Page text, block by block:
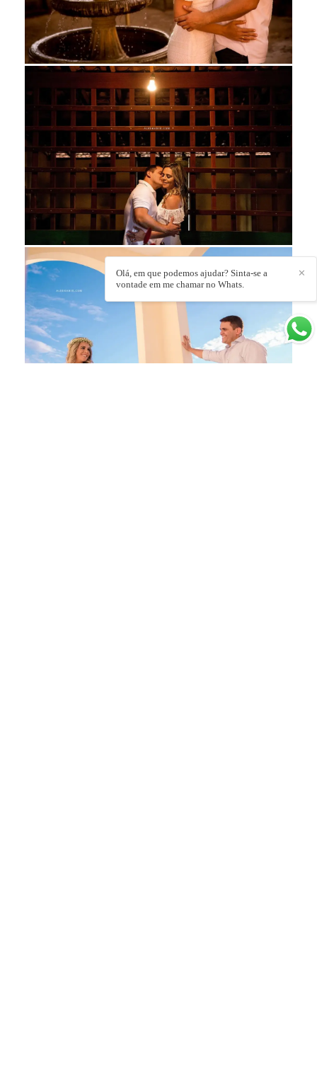
✕
Olá, em que podemos ajudar? Sinta-se a
vontade em me chamar no Whats.